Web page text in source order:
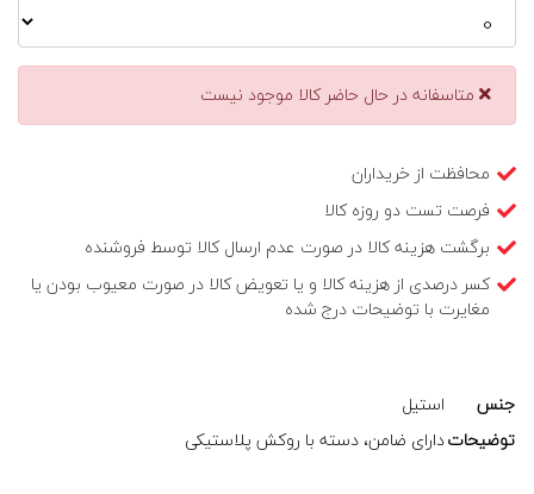
متاسفانه در حال حاضر کالا موجود نیست
محافظت از خریداران
فرصت تست دو روزه کالا
برگشت هزینه کالا در صورت عدم ارسال کالا توسط فروشنده
کسر درصدی از هزینه کالا و یا تعویض کالا در صورت معیوب بودن یا
مغایرت با توضیحات درج شده
جنس
استیل
توضیحاتدارای ضامن، دسته با روکش پلاستیکی